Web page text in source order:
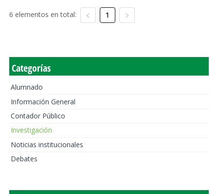
6 elementos en total: 1
Categorías
Alumnado
Información General
Contador Público
Investigación
Noticias institucionales
Debates